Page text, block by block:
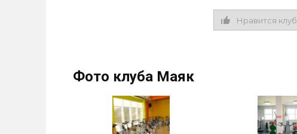
Нравится клуб
Фото клуба Маяк